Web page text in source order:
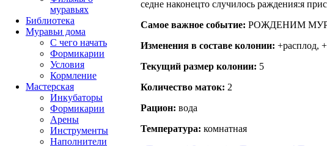
седне наконецто случилось раждения:я
Самое важное событие: РОЖДЕНИМ
Изменения в составе кoлонии: +расплод,
Текущий размер кoлонии: 5
Количество маток: 2
Рацион: вода
Температура: комнатная
муравьях
Библиотека
Муравьи дома
С чего начать
Формикарии
Условия
Кормление
Мастерская
Инкубаторы
Формикарии
Арены
Инструменты
Наполнители